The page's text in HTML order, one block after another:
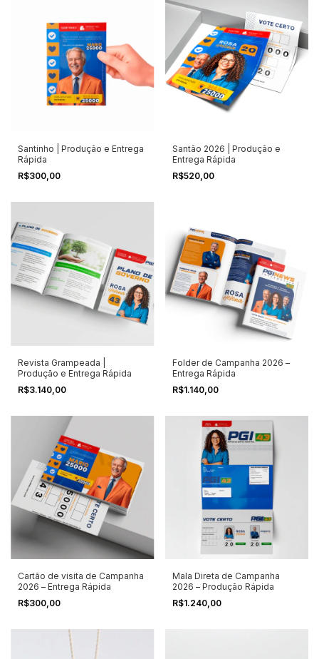
Santinho | Produção e Entrega
Rápida
R$300,00
Santão 2026 | Produção e
Entrega Rápida
R$520,00
Revista Grampeada |
Produção e Entrega Rápida
R$3.140,00
Folder de Campanha 2026 –
Entrega Rápida
R$1.140,00
Cartão de visita de Campanha
2026 – Entrega Rápida
R$300,00
Mala Direta de Campanha
2026 – Produção Rápida
R$1.240,00